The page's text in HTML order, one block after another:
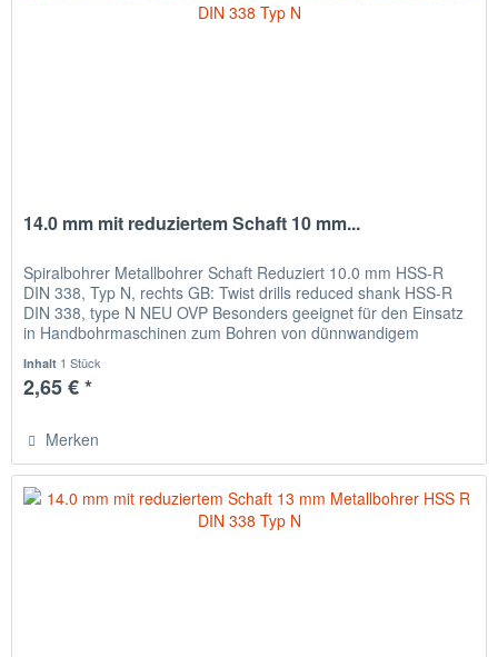
14.0 mm mit reduziertem Schaft 10 mm...
Spiralbohrer Metallbohrer Schaft Reduziert 10.0 mm HSS-R
DIN 338, Typ N, rechts GB: Twist drills reduced shank HSS-R
DIN 338, type N NEU OVP Besonders geeignet für den Einsatz
in Handbohrmaschinen zum Bohren von dünnwandigem
Inhalt 1 Stück
2,65 € *
Merken